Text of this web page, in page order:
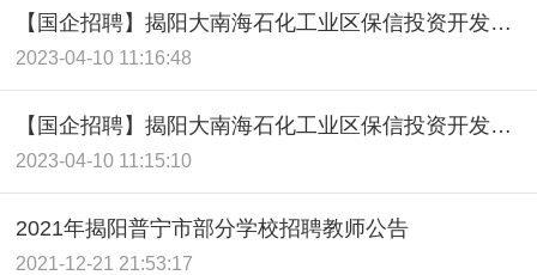
【国企招聘】揭阳大南海石化工业区保信投资开发有限公司
2023-04-10 11:16:48
【国企招聘】揭阳大南海石化工业区保信投资开发有限公司
2023-04-10 11:15:10
2021年揭阳普宁市部分学校招聘教师公告
2021-12-21 21:53:17